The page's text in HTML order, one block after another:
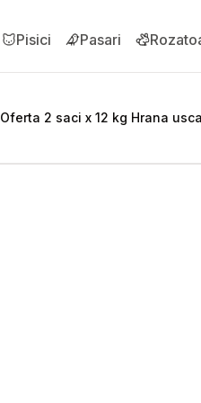
Pisici Pasari
Oferta 2 saci x 12 kg Hrana